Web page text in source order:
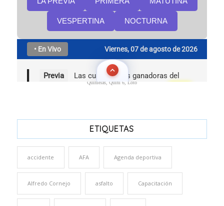
Quinielas, Quini 6, Loto
ETIQUETAS
accidente AFA Agenda deportiva
Alfredo Cornejo asfalto Capacitación